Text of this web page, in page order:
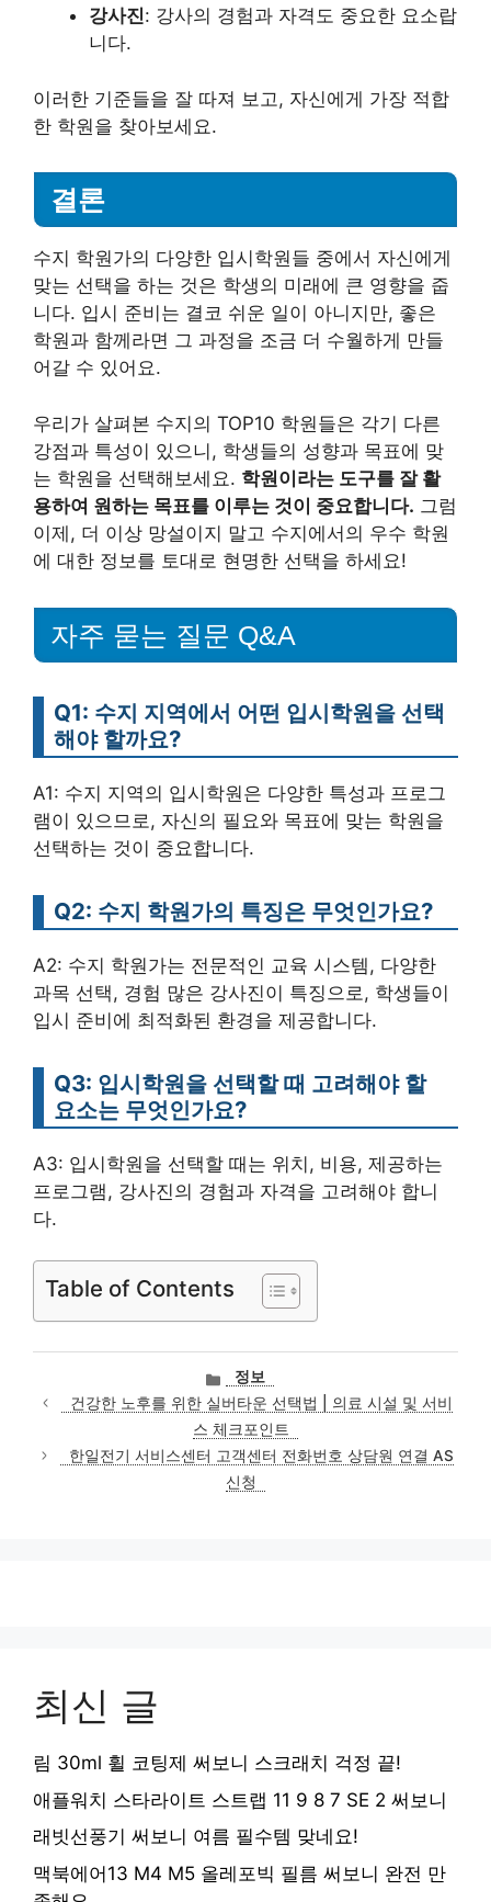
강사진: 강사의 경험과 자격도 중요한 요소랍
니다.
이러한 기준들을 잘 따져 보고, 자신에게 가장 적합
한 학원을 찾아보세요.
결론
수지 학원가의 다양한 입시학원들 중에서 자신에게
맞는 선택을 하는 것은 학생의 미래에 큰 영향을 줍
니다. 입시 준비는 결코 쉬운 일이 아니지만, 좋은
학원과 함께라면 그 과정을 조금 더 수월하게 만들
어갈 수 있어요.
우리가 살펴본 수지의 TOP10 학원들은 각기 다른
강점과 특성이 있으니, 학생들의 성향과 목표에 맞
는 학원을 선택해보세요. 학원이라는 도구를 잘 활
용하여 원하는 목표를 이루는 것이 중요합니다. 그럼
이제, 더 이상 망설이지 말고 수지에서의 우수 학원
에 대한 정보를 토대로 현명한 선택을 하세요!
자주 묻는 질문 Q&A
Q1: 수지 지역에서 어떤 입시학원을 선택
해야 할까요?
A1: 수지 지역의 입시학원은 다양한 특성과 프로그
램이 있으므로, 자신의 필요와 목표에 맞는 학원을
선택하는 것이 중요합니다.
Q2: 수지 학원가의 특징은 무엇인가요?
A2: 수지 학원가는 전문적인 교육 시스템, 다양한
과목 선택, 경험 많은 강사진이 특징으로, 학생들이
입시 준비에 최적화된 환경을 제공합니다.
Q3: 입시학원을 선택할 때 고려해야 할
요소는 무엇인가요?
A3: 입시학원을 선택할 때는 위치, 비용, 제공하는
프로그램, 강사진의 경험과 자격을 고려해야 합니
다.
Table of Contents
카
테
고
리
정보
건강한 노후를 위한 실버타운 선택법 | 의료 시설 및 서비
스 체크포인트
한일전기 서비스센터 고객센터 전화번호 상담원 연결 AS
신청
최신 글
림 30ml 휠 코팅제 써보니 스크래치 걱정 끝!
애플워치 스타라이트 스트랩 11 9 8 7 SE 2 써보니
래빗선풍기 써보니 여름 필수템 맞네요!
맥북에어13 M4 M5 올레포빅 필름 써보니 완전 만